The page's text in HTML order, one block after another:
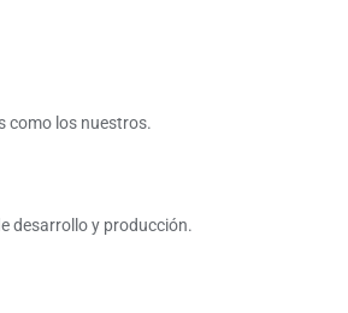
como los nuestros.
desarrollo y producción.